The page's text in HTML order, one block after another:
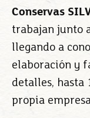
Conservas
trabajan junto
llegando a
elaboración y
detalles, hasta
propia